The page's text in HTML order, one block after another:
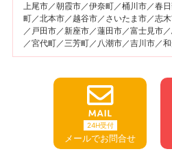
上尾市／朝霞市／伊奈町／桶川市／春
町／北本市／越谷市／さいたま市／志
／戸田市／新座市／蓮田市／富士見市
／宮代町／三芳町／八潮市／吉川市／
24H受付
メールでお問合せ